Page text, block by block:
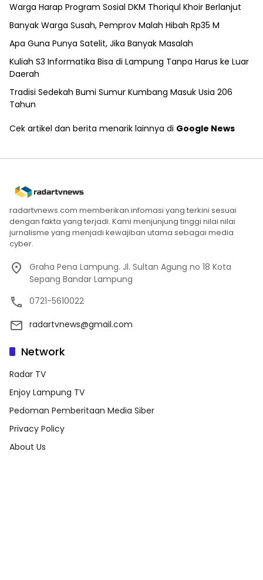
Warga Harap Program Sosial DKM Thoriqul Khoir Berlanjut
Banyak Warga Susah, Pemprov Malah Hibah Rp35 M
Apa Guna Punya Satelit, Jika Banyak Masalah
Kuliah S3 Informatika Bisa di Lampung Tanpa Harus ke Luar
Daerah
Tradisi Sedekah Bumi Sumur Kumbang Masuk Usia 206
Tahun
Cek artikel dan berita menarik lainnya di Google News
radartvnews.com memberikan infomasi yang terkini sesuai
dengan fakta yang terjadi. Kami menjunjung tinggi nilai nilai
jurnalisme yang menjadi kewajiban utama sebagai media
cyber.
Graha Pena Lampung. Jl. Sultan Agung no 18 Kota
Sepang Bandar Lampung
0721-5610022
radartvnews@gmail.com
Network
Radar TV
Enjoy Lampung TV
Pedoman Pemberitaan Media Siber
Privacy Policy
About Us